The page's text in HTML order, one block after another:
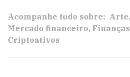
Acompanhe tudo sobre: Arte
Mercado financeiro Finanças
Criptoativos